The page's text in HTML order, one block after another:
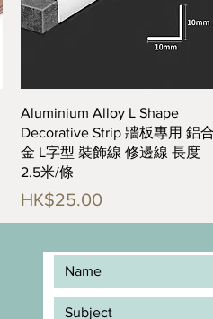
快速瀏覽
Aluminium Alloy L Shape
Decorative Strip 牆板專用 鋁
金 L字型 裝飾線 修邊線 長度
2.5米/條
價格
HK$25.00